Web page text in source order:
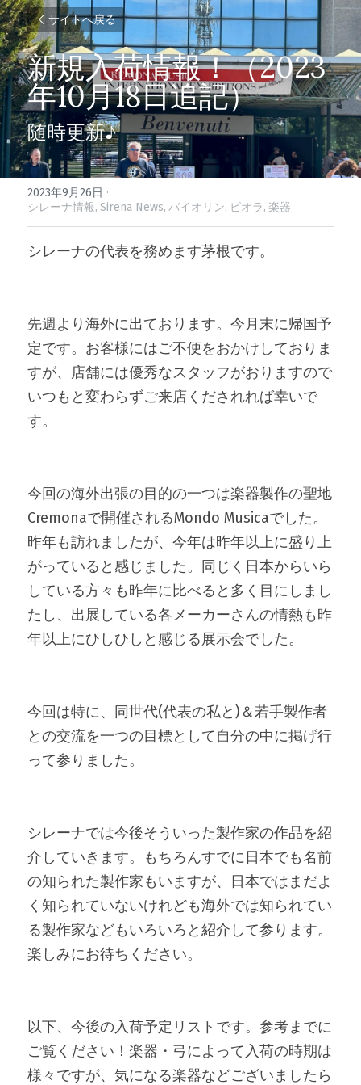
サイトへ戻る
新規入荷情報！（2023
年10月18日追記）
随時更新♪
2023年9月26日 ·
シレーナ情報, Sirena News, バイオリン, ビオラ, 楽器
シレーナの代表を務めます茅根です。
先週より海外に出ております。今月末に帰国予
定です。お客様にはご不便をおかけしておりま
すが、店舗には優秀なスタッフがおりますので
いつもと変わらずご来店くだされれば幸いで
す。
今回の海外出張の目的の一つは楽器製作の聖地
Cremonaで開催されるMondo Musicaでした。
昨年も訪れましたが、今年は昨年以上に盛り上
がっていると感じました。同じく日本からいら
している方々も昨年に比べると多く目にしまし
たし、出展している各メーカーさんの情熱も昨
年以上にひしひしと感じる展示会でした。
今回は特に、同世代(代表の私と)＆若手製作者
との交流を一つの目標として自分の中に掲げ行
って参りました。
シレーナでは今後そういった製作家の作品を紹
介していきます。もちろんすでに日本でも名前
の知られた製作家もいますが、日本ではまだよ
く知られていないけれども海外では知られてい
る製作家などもいろいろと紹介して参ります。
楽しみにお待ちください。
以下、今後の入荷予定リストです。参考までに
ご覧ください！楽器・弓によって入荷の時期は
様々ですが、気になる楽器などございましたら